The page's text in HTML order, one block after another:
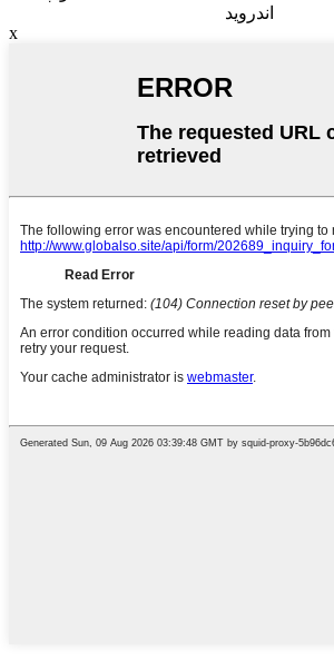
اندروید
x